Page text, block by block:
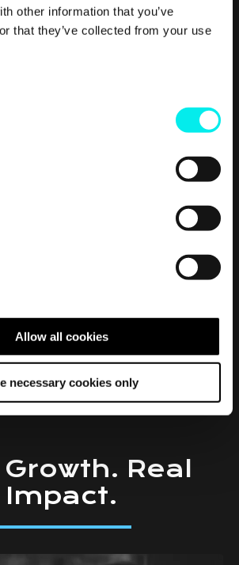
other information that you’ve
that they’ve collected from your use
Allow all cookies
necessary cookies only
også vores kunder til at tage
og overveje, hvordan de kan hjælpe
Growth. Real
Impact.